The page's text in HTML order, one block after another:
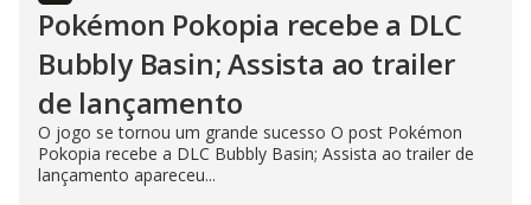
Pokémon Pokopia recebe a DLC
Bubbly Basin; Assista ao trailer
de lançamento
O jogo se tornou um grande sucesso O post Pokémon
Pokopia recebe a DLC Bubbly Basin; Assista ao trailer de
lançamento apareceu...